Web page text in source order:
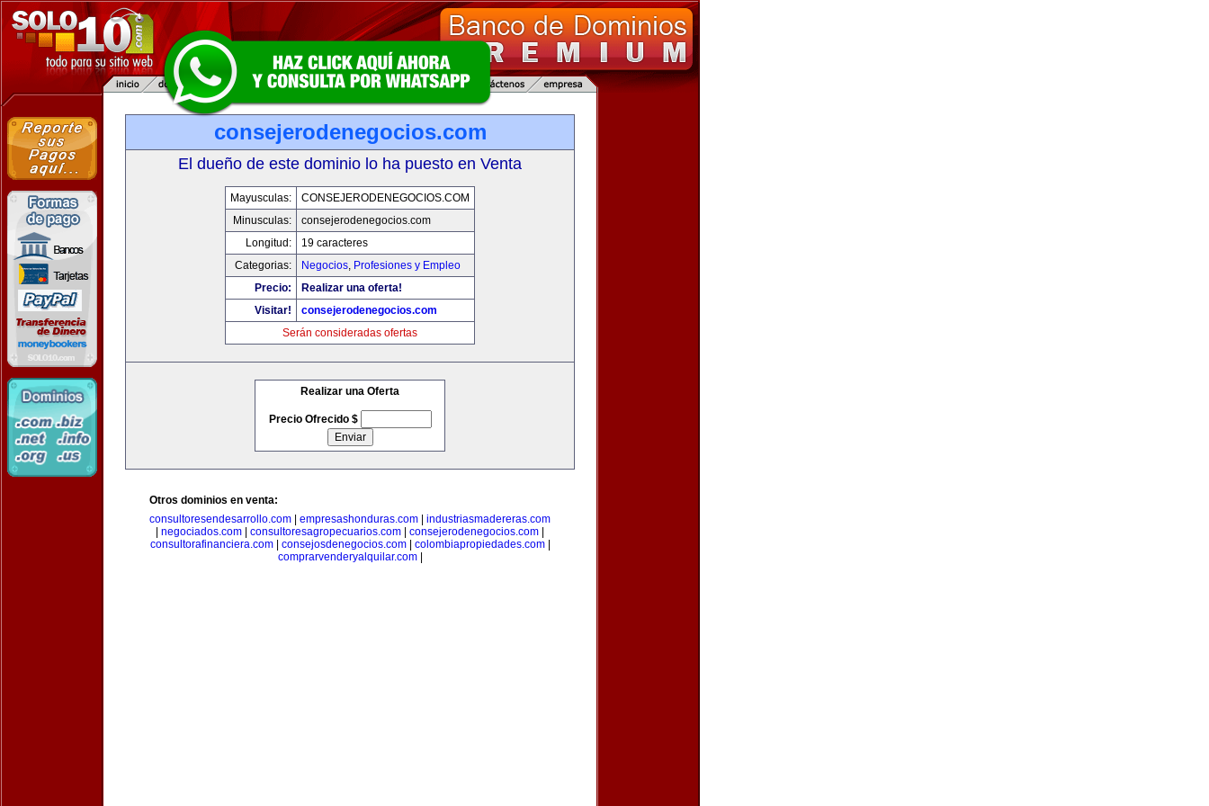
consejerodenegocios.com
El dueño de este dominio lo ha puesto en Venta
Mayusculas:
CONSEJERODENEGOCIOS.COM
Minusculas:
consejerodenegocios.com
Longitud:
19 caracteres
Categorias:
Negocios, Profesiones y Empleo
Precio:
Realizar una oferta!
Visitar!
consejerodenegocios.com
Serán consideradas ofertas
Realizar una Oferta
Precio Ofrecido $
Otros dominios en venta:
consultoresendesarrollo.com
empresashonduras.com
industriasmadereras.com
negociados.com consultoresagropecuarios.com consejerodenegocios.com
consultorafinanciera.com| consejosdenegocios.com| colombiapropiedades.com|
comprarvenderyalquilar.com|